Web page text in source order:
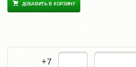
ДОБАВИТЬ В КОРЗИНУ
+7